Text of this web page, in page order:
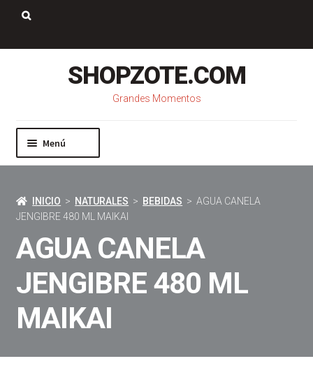
Saltar
navegación
Ir
contenido
SHOPZOTE.COM
Grandes Momentos
Menú
Mi cuenta
Pago
Contacto
INICIO > NATURALES > BEBIDAS > AGUA CANELA
JENGIBRE 480 ML MAIKAI
AGUA CANELA
JENGIBRE 480 ML
MAIKAI